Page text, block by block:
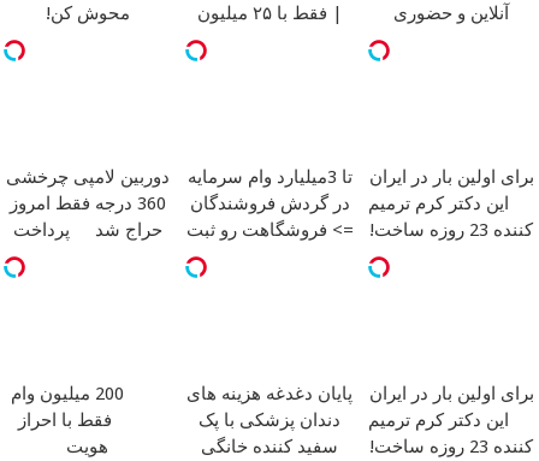
آنلاین و حضوری
| فقط با ۲۵ میلیون
محوش کن!
برای اولین بار در ایران
این دکتر کرم ترمیم
کننده 23 روزه ساخت!
تا 3میلیارد وام سرمایه
در گردش فروشندگان
=> فروشگاهت رو ثبت
دوربین لامپی چرخشی
360 درجه فقط امروز
حراج شد
پرداخت
برای اولین بار در ایران
این دکتر کرم ترمیم
کننده 23 روزه ساخت!
پایان دغدغه هزینه های
دندان پزشکی با پک
سفید کننده خانگی
200 میلیون وام
فقط با احراز
هویت